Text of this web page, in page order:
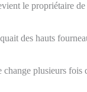
le propriétaire
des hauts
change plusieurs